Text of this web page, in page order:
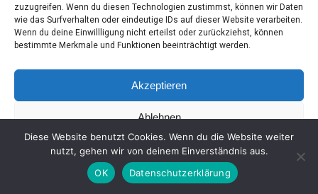
zuzugreifen. Wenn du diesen Technologien zustimmst, können wir Daten
wie das Surfverhalten oder eindeutige IDs auf dieser Website verarbeiten.
Wenn du deine Einwillligung nicht erteilst oder zurückziehst, können
bestimmte Merkmale und Funktionen beeinträchtigt werden.
Akzeptieren
Ablehnen
Einstellungen ansehen
Coo­kie-Richt­li­nieDaten­schutz Impres­sum
Diese Website benutzt Cookies. Wenn du die Website weiter
nutzt, gehen wir von deinem Einverständnis aus.
OK
Datenschutzerklärung